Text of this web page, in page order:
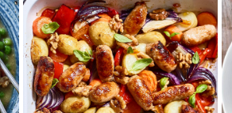
くるみのビーフボール
くるみを使った韓国のレシピで
す。甘じょっぱい牛肉とくるみ
のカリカリ感がたまらない！